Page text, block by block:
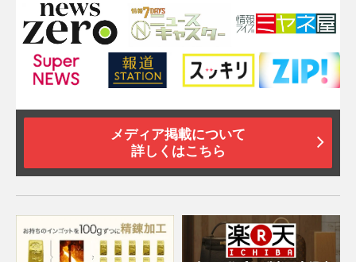
メディア掲載について
詳しくはこちら